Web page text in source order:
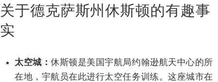
关于德克萨斯州休斯顿的有趣事
实
太空城：休斯顿是美国宇航局约翰逊航天中心的所
在地，宇航员在此进行太空任务训练。这座城市在